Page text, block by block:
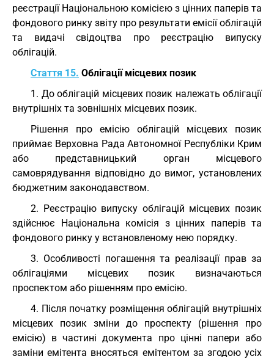
реєстрації Національною комісією з цінних паперів та
фондового ринку звіту про результати емісії облігацій
та видачі свідоцтва про реєстрацію випуску
облігацій.
Стаття 15. Облігації місцевих позик
1. До облігацій місцевих позик належать облігації
внутрішніх та зовнішніх місцевих позик.
Рішення про емісію облігацій місцевих позик
приймає Верховна Рада Автономної Республіки Крим
або представницький орган місцевого
самоврядування відповідно до вимог, установлених
бюджетним законодавством.
2. Реєстрацію випуску облігацій місцевих позик
здійснює Національна комісія з цінних паперів та
фондового ринку у встановленому нею порядку.
3. Особливості погашення та реалізації прав за
облігаціями місцевих позик визначаються
проспектом або рішенням про емісію.
4. Після початку розміщення облігацій внутрішніх
місцевих позик зміни до проспекту (рішення про
емісію) в частині документа про цінні папери або
заміни емітента вносяться емітентом за згодою усіх